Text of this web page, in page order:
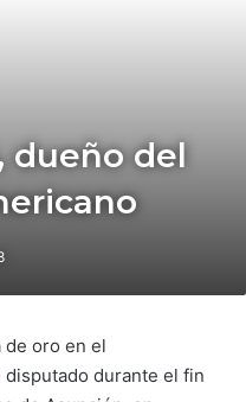
dueño del
de oro en el
disputado durante el fin